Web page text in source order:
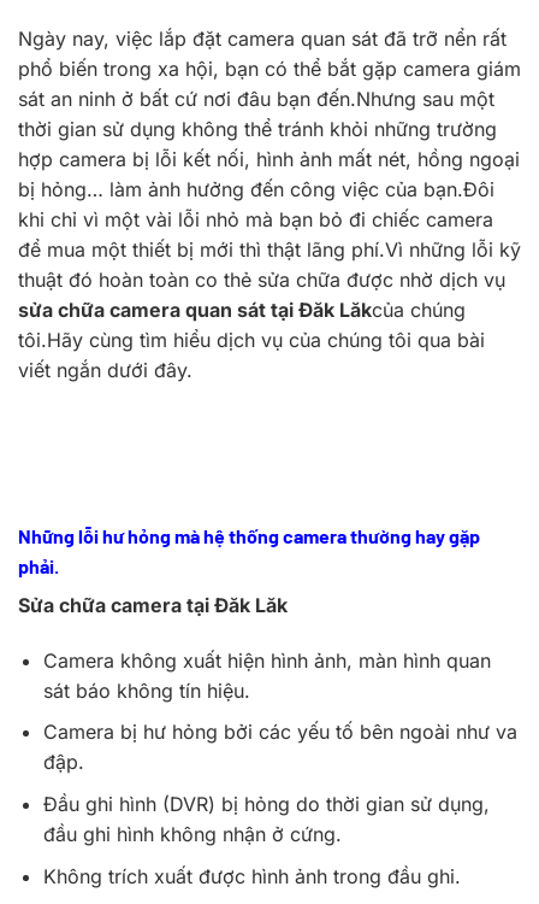
Ngày nay, việc lắp đặt camera quan sát đã trỡ nển rất
phổ biến trong xa hội, bạn có thể bắt gặp camera giám
sát an ninh ở bất cứ nơi đâu bạn đến.Nhưng sau một
thời gian sử dụng không thể tránh khỏi những trường
hợp camera bị lỗi kết nối, hình ảnh mất nét, hồng ngoại
bị hỏng… làm ảnh hưởng đến công việc của bạn.Đôi
khi chỉ vì một vài lỗi nhỏ mà bạn bỏ đi chiếc camera
để mua một thiết bị mới thì thật lãng phí.Vì những lỗi kỹ
thuật đó hoàn toàn co thẻ sửa chữa được nhờ dịch vụ
sửa chữa camera quan sát tại Đăk Lăkcủa chúng
tôi.Hãy cùng tìm hiểu dịch vụ của chúng tôi qua bài
viết ngắn dưới đây.
Những lỗi hư hỏng mà hệ thống camera thường hay gặp
phải.
Sửa chữa camera tại Đăk Lăk
Camera không xuất hiện hình ảnh, màn hình quan
sát báo không tín hiệu.
Camera bị hư hỏng bởi các yếu tố bên ngoài như va
đập.
Đầu ghi hình (DVR) bị hỏng do thời gian sử dụng,
đầu ghi hình không nhận ở cứng.
Không trích xuất được hình ảnh trong đầu ghi.